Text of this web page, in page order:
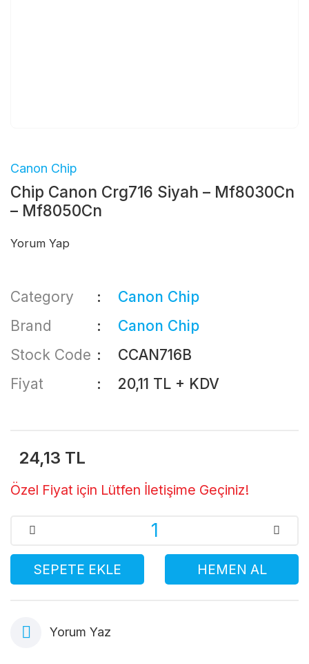
Canon Chip
Chip Canon Crg716 Siyah – Mf8030Cn
– Mf8050Cn
Yorum Yap
Category
Canon Chip
Brand
Canon Chip
Stock Code
CCAN716B
Fiyat
20,11 TL + KDV
24,13 TL
Özel Fiyat için Lütfen İletişime Geçiniz!
SEPETE EKLE HEMEN AL
Yorum Yaz